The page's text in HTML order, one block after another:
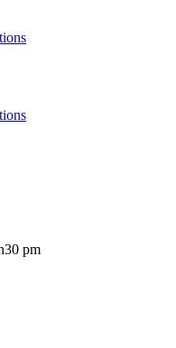
pm